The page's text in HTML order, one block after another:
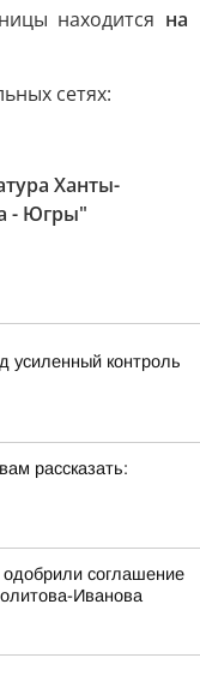
находится на
сетях:
Ханты-
- Югры"
усиленный контроль
рассказать:
соглашение
Иванова